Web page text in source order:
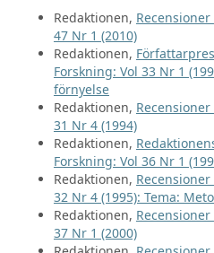
Redaktionen, Recensioner
47 Nr 1 (2010)
Redaktionen,
Forskning: Vol 33 Nr 1
förnyelse
Redaktionen, Recensioner
31 Nr 4 (1994)
Redaktionen,
Forskning: Vol 36 Nr 1
Redaktionen, Recensioner
32 Nr 4 (1995): Tema:
Redaktionen, Recensioner
37 Nr 1 (2000)